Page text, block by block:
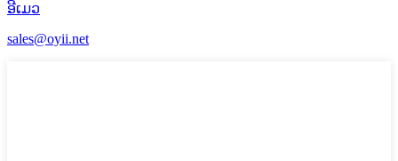
ອີເມວ
sales@oyii.net